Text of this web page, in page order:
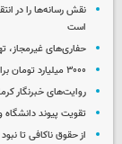
نقش رسانه‌ها را در
است
حفاری‌های غیرمجاز،
۳۰۰۰ میلیارد تومان برای نگهداری راه‌های کرمان هزینه شد
روایت‌های خبرنگار
تقویت پیوند
از حقوق ناکافی تا